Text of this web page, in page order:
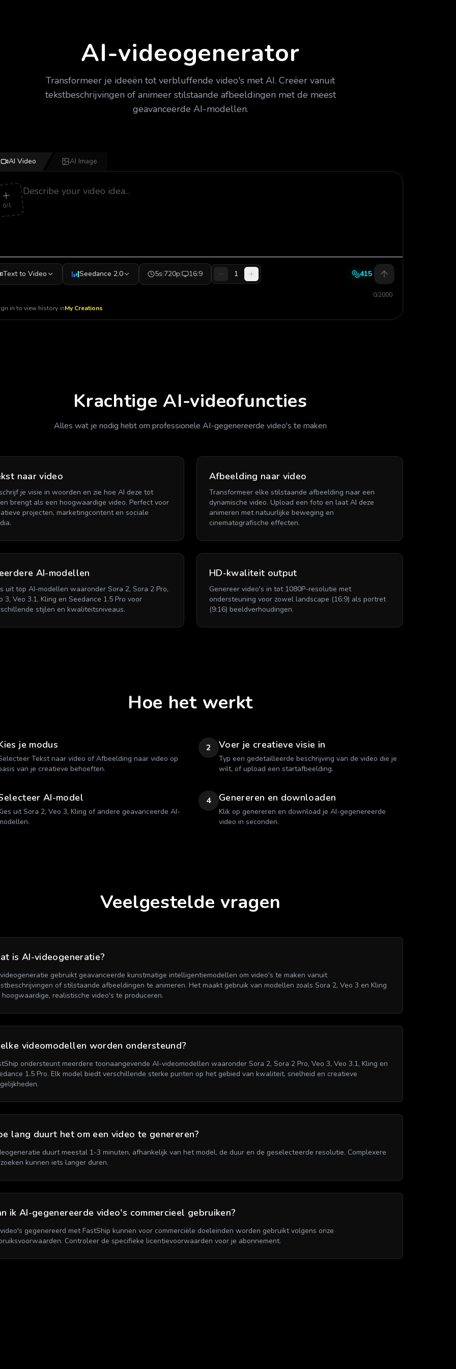
AI-videogenerator
Transformeer je ideeën tot verbluffende video's met AI. Creëer vanuit
tekstbeschrijvingen of animeer stilstaande afbeeldingen met de meest
geavanceerde AI-modellen.
AI Video AI Image
0/1
Text to Video Seedance 2.0 5s|720p| 16:9 1 415
0/2000
in to view history inMy Creations
Krachtige AI-videofuncties
Alles wat je nodig hebt om professionele AI-gegenereerde video's te maken
naar video
je visie in woorden en zie hoe AI deze tot
brengt als een hoogwaardige video. Perfect voor
projecten, marketingcontent en sociale
Afbeelding naar video
Transformeer elke stilstaande afbeelding naar een
dynamische video. Upload een foto en laat AI deze
animeren met natuurlijke beweging en
cinematografische effecten.
AI-modellen
uit top AI-modellen waaronder Sora 2, Sora 2 Pro,
3, Veo 3.1, Kling en Seedance 1.5 Pro voor
stijlen en kwaliteitsniveaus.
HD-kwaliteit output
Genereer video's in tot 1080P-resolutie met
ondersteuning voor zowel landscape (16:9) als portret
(9:16) beeldverhoudingen.
Hoe het werkt
je modus
Tekst naar video of Afbeelding naar video op
van je creatieve behoeften.
2 Voer je creatieve visie in
Typ een gedetailleerde beschrijving van de video die je
wilt, of upload een startafbeelding.
AI-model
uit Sora 2, Veo 3, Kling of andere geavanceerde AI-
4 Genereren en downloaden
Klik op genereren en download je AI-gegenereerde
video in seconden.
Veelgestelde vragen
is AI-videogeneratie?
gebruikt geavanceerde kunstmatige intelligentiemodellen om video's te maken vanuit
of stilstaande afbeeldingen te animeren. Het maakt gebruik van modellen zoals Sora 2, Veo 3 en Kling
hoogwaardige, realistische video's te produceren.
videomodellen worden ondersteund?
ondersteunt meerdere toonaangevende AI-videomodellen waaronder Sora 2, Sora 2 Pro, Veo 3, Veo 3.1, Kling en
1.5 Pro. Elk model biedt verschillende sterke punten op het gebied van kwaliteit, snelheid en creatieve
lang duurt het om een video te genereren?
duurt meestal 1-3 minuten, afhankelijk van het model, de duur en de geselecteerde resolutie. Complexere
kunnen iets langer duren.
ik AI-gegenereerde video's commercieel gebruiken?
video's gegenereerd met FastShip kunnen voor commerciële doeleinden worden gebruikt volgens onze
Controleer de specifieke licentievoorwaarden voor je abonnement.